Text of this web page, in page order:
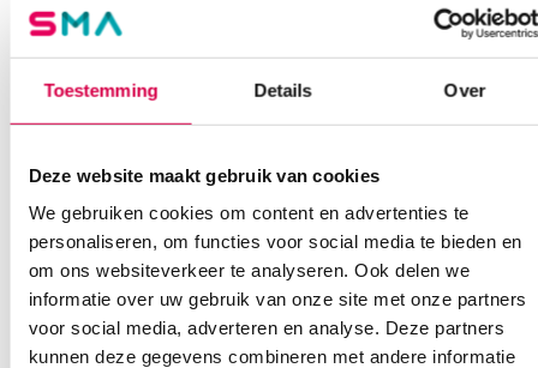
Toestemming Details Over
Deze website maakt gebruik van cookies
We gebruiken cookies om content en advertenties te
personaliseren, om functies voor social media te bieden en
om ons websiteverkeer te analyseren. Ook delen we
informatie over uw gebruik van onze site met onze partners
voor social media, adverteren en analyse. Deze partners
kunnen deze gegevens combineren met andere informatie
Aantal / doos:
Aantal 36 stuks
Naald FS-3
Beoordelingen (0)
Waarom Medische Artikelen?